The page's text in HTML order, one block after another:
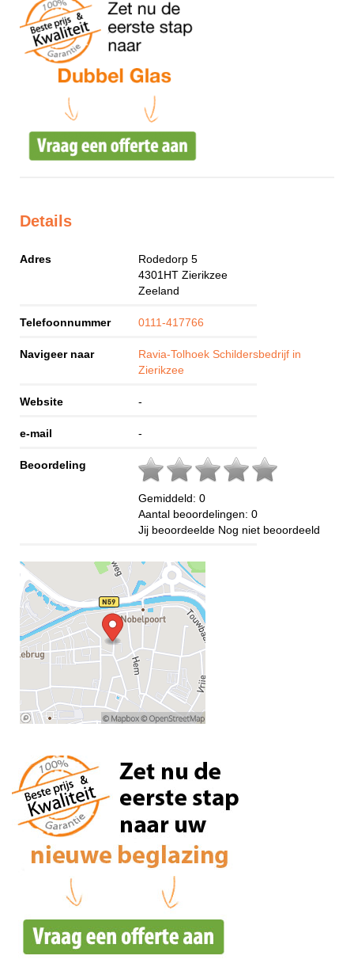
Details
Adres
Rodedorp 5
4301HT Zierikzee
Zeeland
Telefoonnummer 0111-417766
Navigeer naar
Ravia-Tolhoek Schildersbedrijf in
Zierikzee
Website -
e-mail -
Beoordeling
Gemiddeld: 0
Aantal beoordelingen: 0
Jij beoordeelde Nog niet beoordeeld